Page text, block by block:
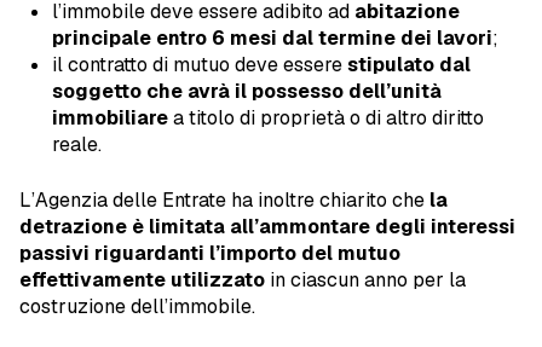
l’immobile deve essere adibito ad abitazione
principale entro 6 mesi dal termine dei lavori;
il contratto di mutuo deve esserestipulato dal
soggetto che avrà il possesso dell’unità
immobiliarea titolo di proprietà o di altro diritto
reale.
L’Agenzia delle Entrate ha inoltre chiarito che la
detrazione è limitata all’ammontare degli interessi
passivi riguardanti l’importo del mutuo
effettivamente utilizzato in ciascun anno per la
costruzione dell’immobile.